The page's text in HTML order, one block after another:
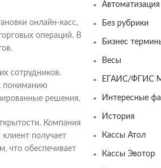
онлайн-касс,
операций. В
сотрудников.
пониманию
решения.
Компания
получает
что обеспечивает
Автоматизация
Без рубрики
Бизнес
Весы
ЕГАИС/ФГИС
Интересные
История
Кассы Атол
Кассы Эвотор